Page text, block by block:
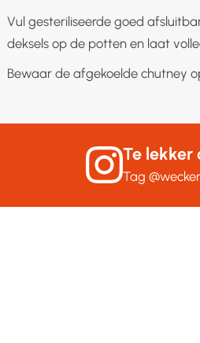
▢Vul gesteriliseerde goed
deksels op de potten en laat
▢Bewaar de afgekoelde chutney
Te lekker
Tag